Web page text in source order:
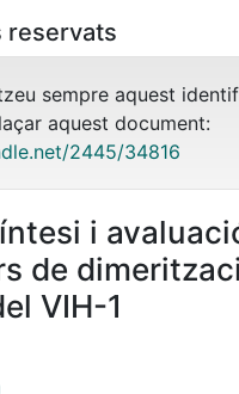
reservats
sempre aquest
aquest document:
2445/34816
i
de
VIH-1